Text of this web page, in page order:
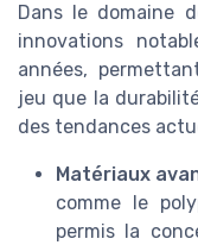
Dans le domaine
innovations
années,
jeu que la
des tendances
Matériaux
comme le
permis la